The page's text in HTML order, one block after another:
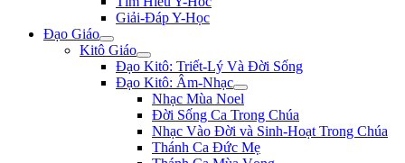
Giải-Đáp Y-Học
Đạo Giáo
Kitô Giáo
Đạo Kitô: Triết-Lý Và Đời Sống
Đạo Kitô: Âm-Nhạc
Nhạc Mùa Noel
Đời Sống Ca Trong Chúa
Nhạc Vào Đời và Sinh-Hoạt Trong Chúa
Thánh Ca Đức Mẹ